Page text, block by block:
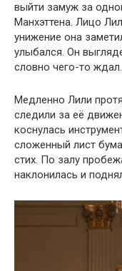
выйти замуж за
Манхэттена. Лицо
унижение она
улыбался. Он
словно чего-то ждал.
Медленно Лили
следили за её
коснулась
сложенный лист
стих. По залу
наклонилась и